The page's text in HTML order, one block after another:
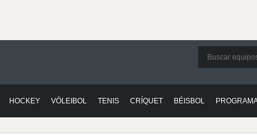
HOCKEY VÓLEIBOL TENIS CRÍQUET BÉISBOL